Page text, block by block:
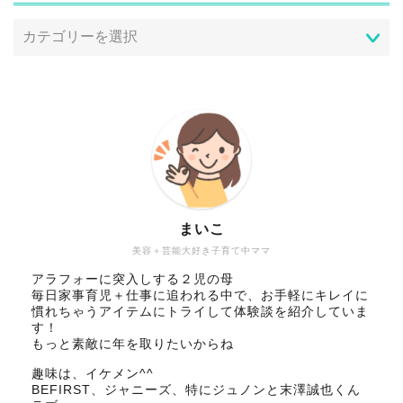
美容＋芸能大好き子育て中ママ
まいこ
アラフォーに突入しする２児の母
毎日家事育児＋仕事に追われる中で、お手軽にキレイに
慣れちゃうアイテムにトライして体験談を紹介していま
す！
もっと素敵に年を取りたいからね
趣味は、イケメン^^
BEFIRST、ジャニーズ、特にジュノンと末澤誠也くん